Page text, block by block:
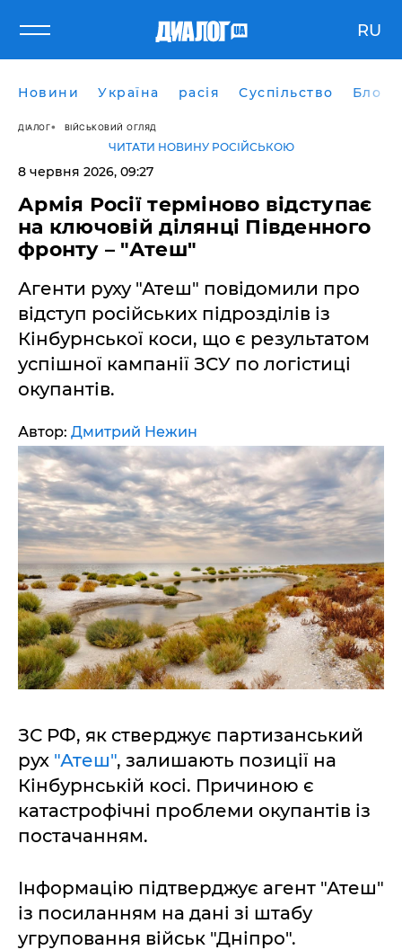
RU
Новини Україна расія Суспільство Блоги
ДІАЛОГ ВІЙСЬКОВИЙ ОГЛЯД
ЧИТАТИ НОВИНУ РОСІЙСЬКОЮ
8 червня 2026, 09:27
Армія Росії терміново відступає
на ключовій ділянці Південного
фронту – "Атеш"
Агенти руху "Атеш" повідомили про
відступ російських підрозділів із
Кінбурнської коси, що є результатом
успішної кампанії ЗСУ по логістиці
окупантів.
Автор: Дмитрий Нежин
ЗС РФ, як стверджує партизанський
рух "Атеш", залишають позиції на
Кінбурнській косі. Причиною є
катастрофічні проблеми окупантів із
постачанням.
Інформацію підтверджує агент "Атеш"
із посиланням на дані зі штабу
угруповання військ "Дніпро".